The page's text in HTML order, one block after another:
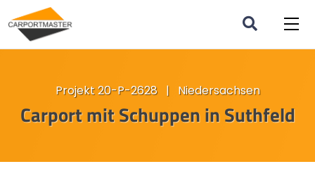
Projekt 20-P-2628 | Niedersachsen
Carport mit Schuppen in Suthfeld